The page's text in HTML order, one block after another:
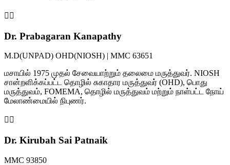
👨‍⚕️
Dr. Prabagaran Kanapathy
M.D(UNPAD) OHD(NIOSH) | MMC 63651
மசாயில் 1975 முதல் சேவையாற்றும் தலைமை மருத்துவர். NIOSH
சான்றளிக்கப்பட்ட தொழில் சுகாதார மருத்துவர் (OHD), பொது
மருத்துவம், FOMEMA, தொழில் மருத்துவம் மற்றும் நாள்பட்ட நோய்
மேலாண்மையில் நிபுணர்.
👩‍⚕️
Dr. Kirubah Sai Patnaik
MMC 93850